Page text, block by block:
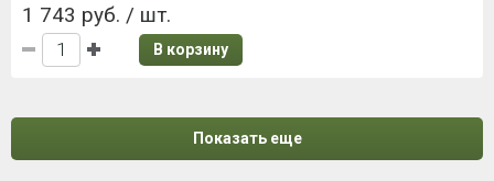
1 743 руб. / шт.
В корзину
Показать еще